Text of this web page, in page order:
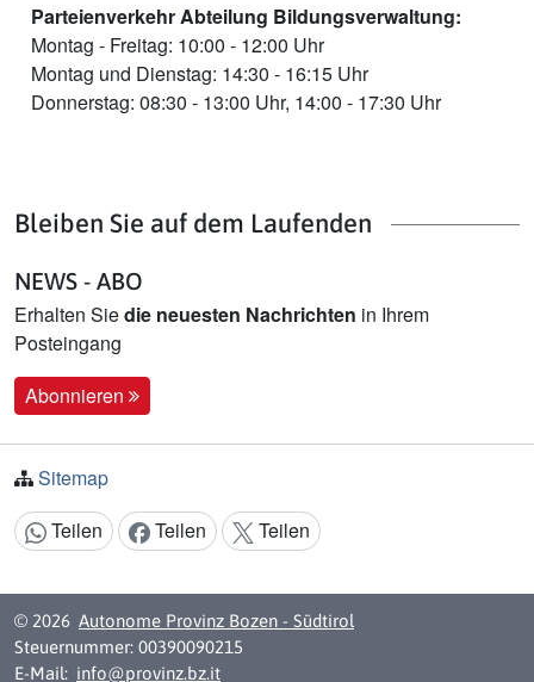
Parteienverkehr Abteilung Bildungsverwaltung:
Montag - Freitag: 10:00 - 12:00 Uhr
Montag und Dienstag: 14:30 - 16:15 Uhr
Donnerstag: 08:30 - 13:00 Uhr, 14:00 - 17:30 Uhr
Bleiben Sie auf dem Laufenden
NEWS - ABO
Erhalten Siedie neuesten Nachrichten in Ihrem
Posteingang
Abonnieren
Sitemap
Inhalt teilen:
Teilen Teilen Teilen
© 2026 Autonome Provinz Bozen - Südtirol
Steuernummer: 00390090215
E-Mail: info@provinz.bz.it